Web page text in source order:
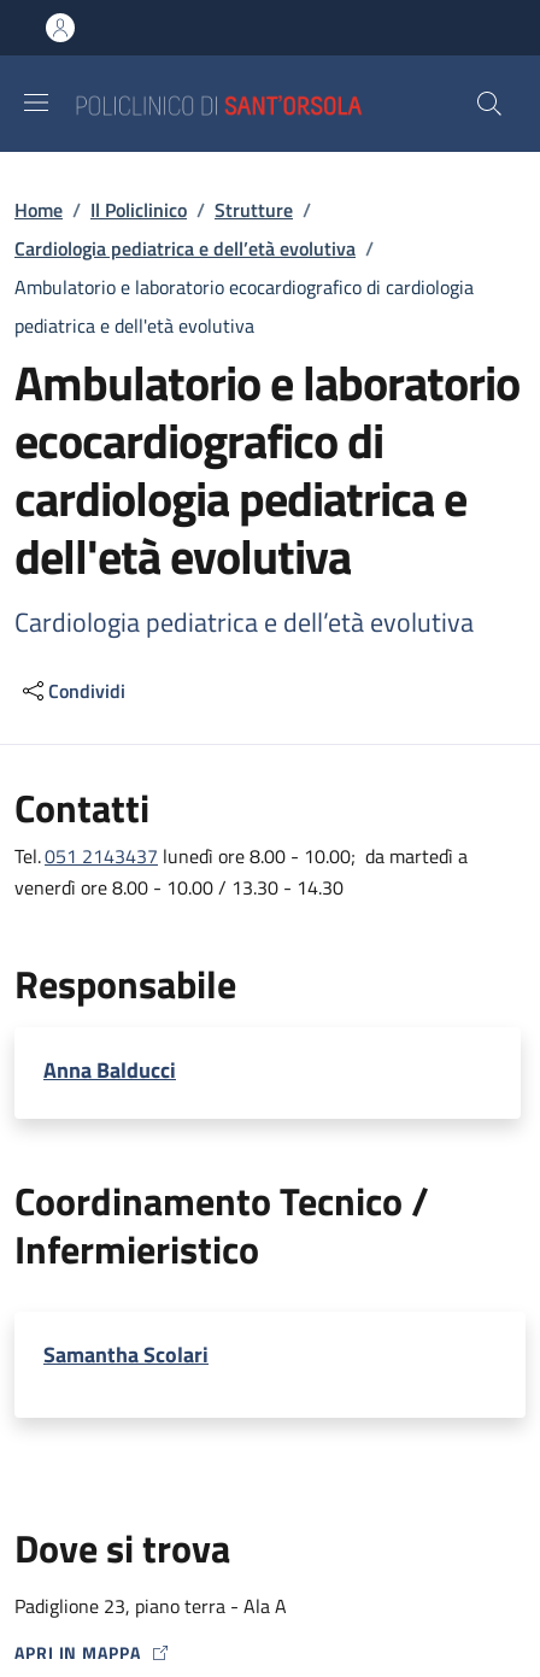
al contenuto principale
to footer content
Briciole di pane
Home / Il Policlinico / Strutture /
Cardiologia pediatrica e dell’età evolutiva /
Ambulatorio e laboratorio ecocardiografico di cardiologia
pediatrica e dell'età evolutiva
Ambulatorio e laboratorio
ecocardiografico di
cardiologia pediatrica e
dell'età evolutiva
Cardiologia pediatrica e dell’età evolutiva
Condividi
Contatti
Tel.051 2143437 lunedì ore 8.00 - 10.00; da martedì a
venerdì ore 8.00 - 10.00 / 13.30 - 14.30
Responsabile
Anna Balducci
Coordinamento Tecnico /
Infermieristico
Samantha Scolari
Dove si trova
Padiglione 23, piano terra - Ala A
APRI IN MAPPA
MAP ICON